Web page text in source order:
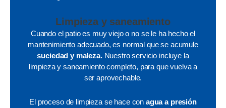
Limpieza y saneamiento
Cuando el patio es muy viejo o no se le ha hecho el
mantenimiento adecuado, es normal que se acumule
suciedad y maleza.Nuestro servicio incluye la
limpieza y saneamiento completo, para que vuelva a
ser aprovechable.
El proceso de limpieza se hace con agua a presión